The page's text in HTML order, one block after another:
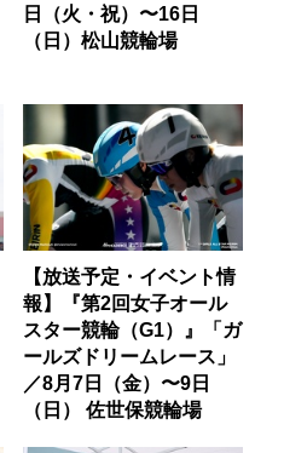
日（火・祝）〜16日
（日）松山競輪場
【放送予定・イベント情
報】『第2回女子オール
スター競輪（G1）』「ガ
ールズドリームレース」
／8月7日（金）〜9日
（日） 佐世保競輪場